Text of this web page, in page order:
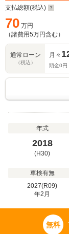
支払総額(税込)
70 万円
（諸費用5万円含む）
通常ローン
（税込）
月々
頭金0円
年式
2018
(H30)
車検有無
2027(R09)
年2 月
無料